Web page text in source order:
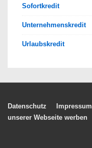
Sofortkredit
Unternehmenskredit
Urlaubskredit
Footer-
Datenschutz Impressum
unserer Webseite werben